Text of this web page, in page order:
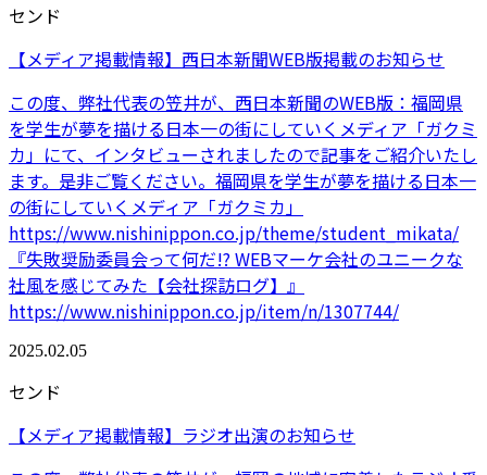
センド
【メディア掲載情報】西日本新聞WEB版掲載のお知らせ
この度、弊社代表の笠井が、西日本新聞のWEB版：福岡県
を学生が夢を描ける日本一の街にしていくメディア「ガクミ
カ」にて、インタビューされましたので記事をご紹介いたし
ます。是非ご覧ください。福岡県を学生が夢を描ける日本一
の街にしていくメディア「ガクミカ」
https://www.nishinippon.co.jp/theme/student_mikata/
『失敗奨励委員会って何だ!? WEBマーケ会社のユニークな
社風を感じてみた【会社探訪ログ】』
https://www.nishinippon.co.jp/item/n/1307744/
2025.02.05
センド
【メディア掲載情報】ラジオ出演のお知らせ